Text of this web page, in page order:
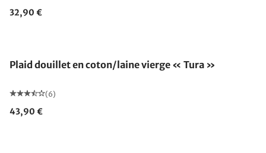
32,90 €
Plaid douillet en coton/laine vierge « Tura »
(6)
43,90 €